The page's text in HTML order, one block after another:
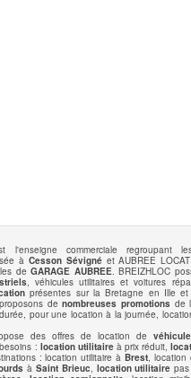
l'enseigne commerciale regroupant
à Cesson Sévignéet AUBREE
deGARAGE AUBREE. BREIZHLOC
, véhicules utilitaires et voitures
présentes sur la Bretagne en Ille et
denombreuses promotions de
pour une location à la journée,
des offres de location de
: location utilitaireà prix réduit,
: location utilitaire à Brest, location
à Saint Brieuc, location utilitaire